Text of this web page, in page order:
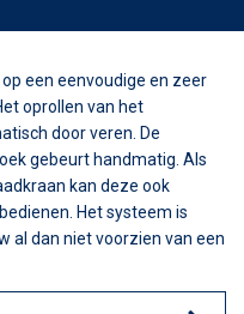
een eenvoudige en zeer
oprollen van het
door veren. De
gebeurt handmatig. Als
kan deze ook
Het systeem is
al dan niet voorzien van een